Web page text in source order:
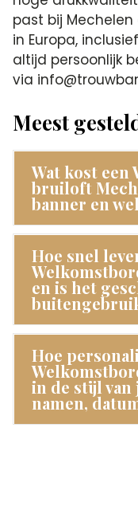
past bij Mechelen
in Europa,
altijd persoonlijk
via
Meest
Wat kost een
bruiloft
banner en
Hoe snel
en is het
Hoe
in de stijl
namen,